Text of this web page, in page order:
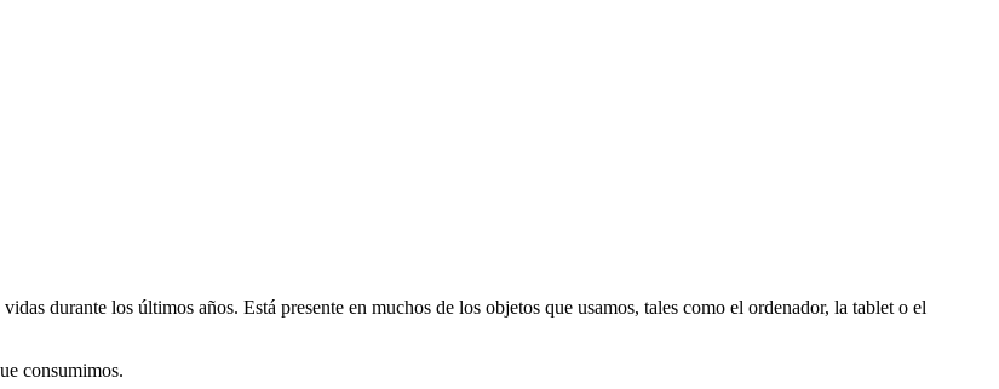
durante los últimos años. Está presente en muchos de los objetos que usamos, tales como el ordenador, la tablet o el
consumimos.